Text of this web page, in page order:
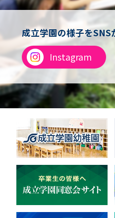
男子バドミントン
女子バドミントン
チアリーディング
総合格闘技
合気道
女子テニス
男子バレーボール
体操
ダンス
英会話
音楽（コーラス）
地域ボランティア
美術
マルチメディア
ライフワーク
新日本芸能
宇宙探究
成立学園の様子をSNS
Instagram